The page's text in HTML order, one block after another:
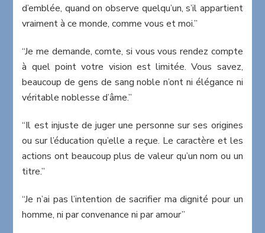
d’emblée, quand on observe quelqu’un, s’il appartient
vraiment à ce monde, comme vous et moi.”
“Je me demande, comte, si vous vous rendez compte
à quel point votre vision est limitée. Vous savez,
beaucoup de gens de sang noble n’ont ni élégance ni
véritable noblesse d’âme.”
“Il est injuste de juger une personne sur ses origines
ou sur l’éducation qu’elle a reçue. Le caractère et les
actions ont beaucoup plus de valeur qu’un nom ou un
titre.”
“Je n’ai pas l’intention de sacrifier ma dignité pour un
homme, ni par convenance ni par amour”